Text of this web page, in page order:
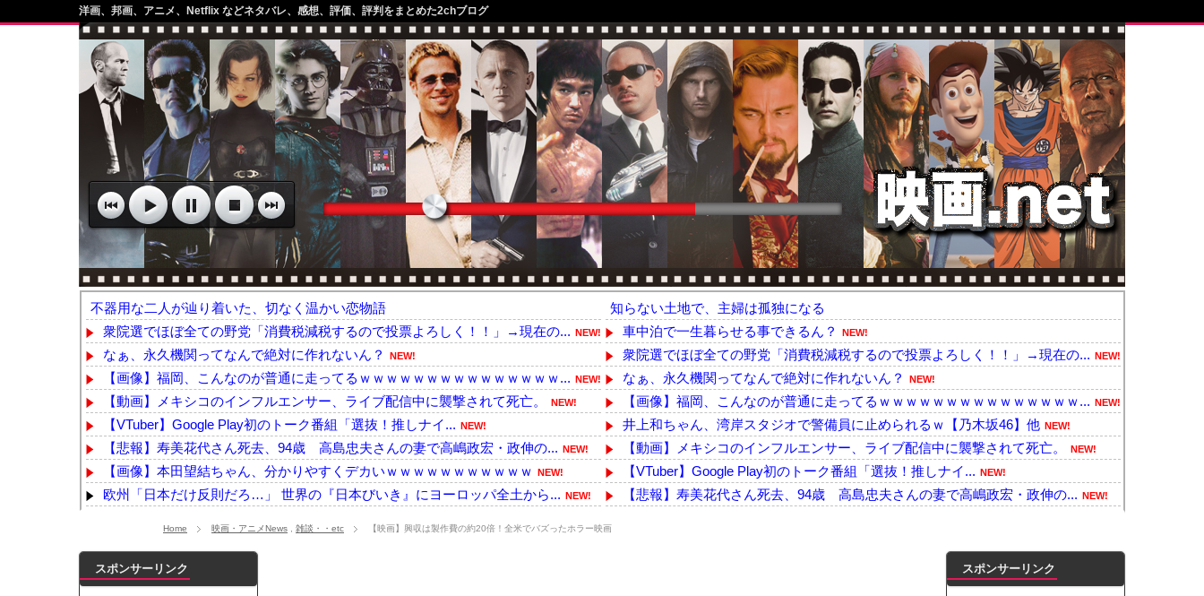
洋画、邦画、アニメ、Netflix などネタバレ、感想、評価、評判をまとめた2chブログ
不器用な二人が辿り着いた、切なく温かい恋物語
衆院選でほぼ全ての野党「消費税減税するので投票よろしく！！」→現在の... NEW!
なぁ、永久機関ってなんで絶対に作れないん？ NEW!
【画像】福岡、こんなのが普通に走ってるｗｗｗｗｗｗｗｗｗｗｗｗｗｗｗ... NEW!
【動画】メキシコのインフルエンサー、ライブ配信中に襲撃されて死亡。 NEW!
【VTuber】Google Play初のトーク番組「選抜！推しナイ... NEW!
【悲報】寿美花代さん死去、94歳 高島忠夫さんの妻で高嶋政宏・政伸の... NEW!
【画像】本田望結ちゃん、分かりやすくデカいｗｗｗｗｗｗｗｗｗｗｗ NEW!
欧州「日本だけ反則だろ…」 世界の『日本びいき』にヨーロッパ全土から... NEW!
【悲報】K-POPアイドルの約半数が3年後には姿を消す
【朗報】むちむち女子バレー選手さん、脱いでしまう????（画像あり）
知らない土地で、主婦は孤独になる
車中泊で一生暮らせる事できるん？
NEW!
衆院選でほぼ全ての野党「消費税減税するので投票よろしく！！」→現在の... NEW!
なぁ、永久機関ってなんで絶対に作れないん？ NEW!
【画像】福岡、こんなのが普通に走ってるｗｗｗｗｗｗｗｗｗｗｗｗｗｗｗ... NEW!
井上和ちゃん、湾岸スタジオで警備員に止められるｗ【乃木坂46】他 NEW!
【動画】メキシコのインフルエンサー、ライブ配信中に襲撃されて死亡。 NEW!
【VTuber】Google Play初のトーク番組「選抜！推しナイ... NEW!
【悲報】寿美花代さん死去、94歳 高島忠夫さんの妻で高嶋政宏・政伸の... NEW!
欧州「日本だけ反則だろ…」 世界の『日本びいき』にヨーロッパ全土から...
韓国人「日本メディアが大型台風13号が急カーブで韓国方面に向かって来... NEW!
Home 映画・アニメNews 雑談・・etc 【映画】興収は製作費の約20倍！全米でバズったホラー映画
スポンサーリンク スポンサーリンク